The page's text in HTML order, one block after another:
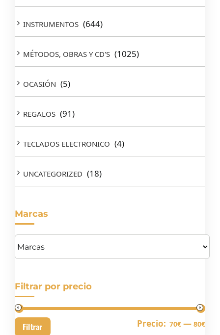
INSTRUMENTOS (644)
MÉTODOS, OBRAS Y CD'S (1025)
OCASIÓN (5)
REGALOS (91)
TECLADOS ELECTRONICO (4)
UNCATEGORIZED (18)
Marcas
Filtrar por precio
Filtrar Precio: 70€ — 80€